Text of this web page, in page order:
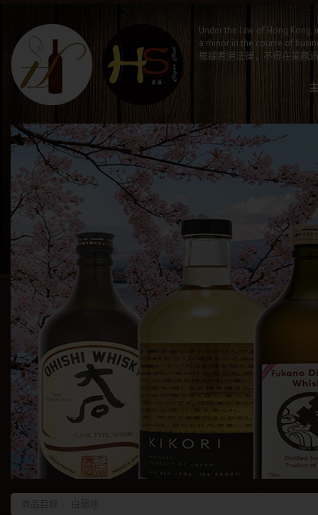
Under the law of Hong
a minor in the course of
根據香港法律，不得在業務